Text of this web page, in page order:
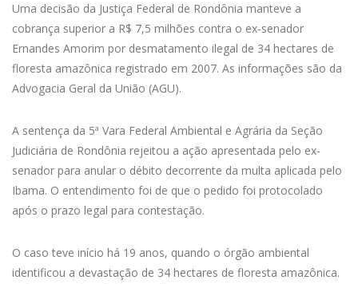
Uma decisão da Justiça Federal de Rondônia manteve a
cobrança superior a R$ 7,5 milhões contra o ex-senador
Ernandes Amorim por desmatamento ilegal de 34 hectares de
floresta amazônica registrado em 2007. As informações são da
Advogacia Geral da União (AGU).
A sentença da 5ª Vara Federal Ambiental e Agrária da Seção
Judiciária de Rondônia rejeitou a ação apresentada pelo ex-
senador para anular o débito decorrente da multa aplicada pelo
Ibama. O entendimento foi de que o pedido foi protocolado
após o prazo legal para contestação.
O caso teve início há 19 anos, quando o órgão ambiental
identificou a devastação de 34 hectares de floresta amazônica.